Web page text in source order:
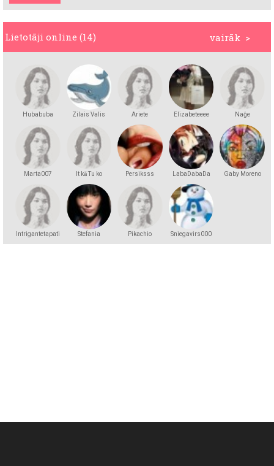
vairāk >
Lietotāji online (14)
Hubabuba Zilais Valis Ariete Elizabeteeee Naģe
Marta007
It kā Tu ko
Persiksss LabaDabaDa Gaby Moreno
Intrigantetapati Stefania Pikachio Sniegavirs000